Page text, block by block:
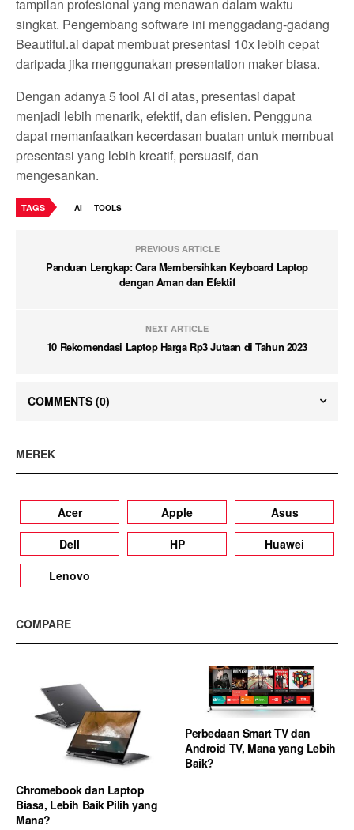
tampilan profesional yang menawan dalam waktu
singkat. Pengembang software ini menggadang-gadang
Beautiful.ai dapat membuat presentasi 10x lebih cepat
daripada jika menggunakan presentation maker biasa.
Dengan adanya 5 tool AI di atas, presentasi dapat
menjadi lebih menarik, efektif, dan efisien. Pengguna
dapat memanfaatkan kecerdasan buatan untuk membuat
presentasi yang lebih kreatif, persuasif, dan
mengesankan.
TAGS AI TOOLS
PREVIOUS ARTICLE
Panduan Lengkap: Cara Membersihkan Keyboard Laptop
dengan Aman dan Efektif
NEXT ARTICLE
10 Rekomendasi Laptop Harga Rp3 Jutaan di Tahun 2023
COMMENTS (0)
MEREK
Acer Apple
Asus
Dell
HP
Huawei
Lenovo
COMPARE
Chromebook dan Laptop
Biasa, Lebih Baik Pilih yang
Mana?
Perbedaan Smart TV dan
Android TV, Mana yang Lebih
Baik?